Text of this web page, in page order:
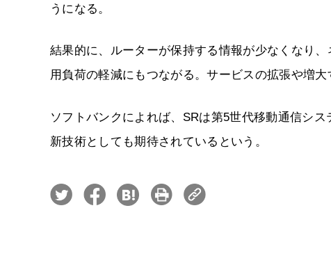
うになる。
結果的に、ルーターが保持する情報が少なくなり
用負荷の軽減にもつながる。サービスの拡張や増
ソフトバンクによれば、SRは第5世代移動通信シ
新技術としても期待されているという。